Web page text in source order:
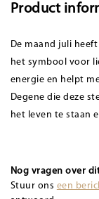
Product
De maand juli
het symbool voor
energie en helpt
Degene die deze
het leven te staan
Nog vragen over
Stuur ons een